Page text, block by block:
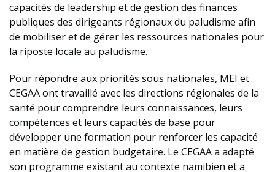
capacités de leadership et de gestion des finances
publiques des dirigeants régionaux du paludisme afin
de mobiliser et de gérer les ressources nationales pour
la riposte locale au paludisme.
Pour répondre aux priorités sous nationales, MEI et
CEGAA ont travaillé avec les directions régionales de la
santé pour comprendre leurs connaissances, leurs
compétences et leurs capacités de base pour
développer une formation pour renforcer les capacité
en matière de gestion budgetaire. Le CEGAA a adapté
son programme existant au contexte namibien et a